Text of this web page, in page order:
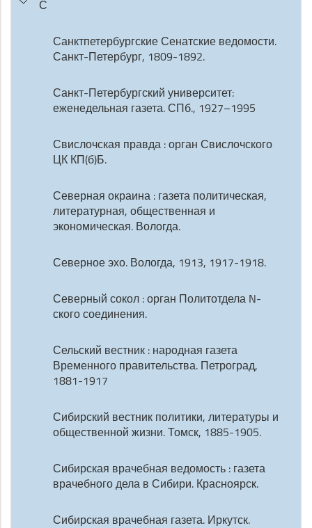
С
Санктпетербургские Сенатские ведомости.
Санкт-Петербург, 1809-1892.
Санкт-Петербургский университет:
еженедельная газета. СПб., 1927–1995
Свислочская правда : орган Свислочского
ЦК КП(б)Б.
Северная окраина : газета политическая,
литературная, общественная и
экономическая. Вологда.
Северное эхо. Вологда, 1913, 1917-1918.
Северный сокол : орган Политотдела N-
ского соединения.
Сельский вестник : народная газета
Временного правительства. Петроград,
1881-1917
Сибирский вестник политики, литературы и
общественной жизни. Томск, 1885-1905.
Сибирская врачебная ведомость : газета
врачебного дела в Сибири. Красноярск.
Сибирская врачебная газета. Иркутск.